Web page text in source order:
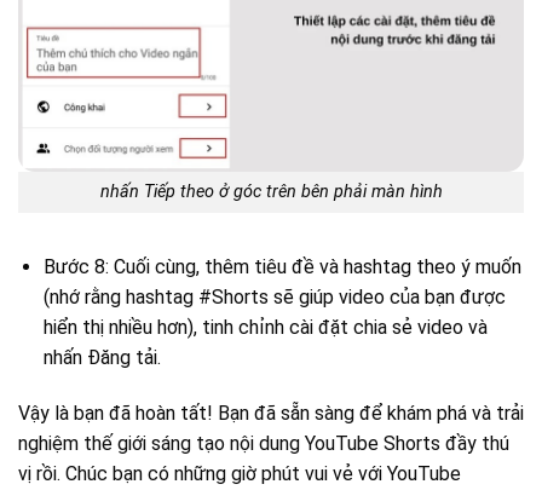
nhấn Tiếp theo ở góc trên bên phải màn hình
Bước 8: Cuối cùng, thêm tiêu đề và hashtag theo ý muốn
(nhớ rằng hashtag #Shorts sẽ giúp video của bạn được
hiển thị nhiều hơn), tinh chỉnh cài đặt chia sẻ video và
nhấn Đăng tải.
Vậy là bạn đã hoàn tất! Bạn đã sẵn sàng để khám phá và trải
nghiệm thế giới sáng tạo nội dung YouTube Shorts đầy thú
vị rồi. Chúc bạn có những giờ phút vui vẻ với YouTube